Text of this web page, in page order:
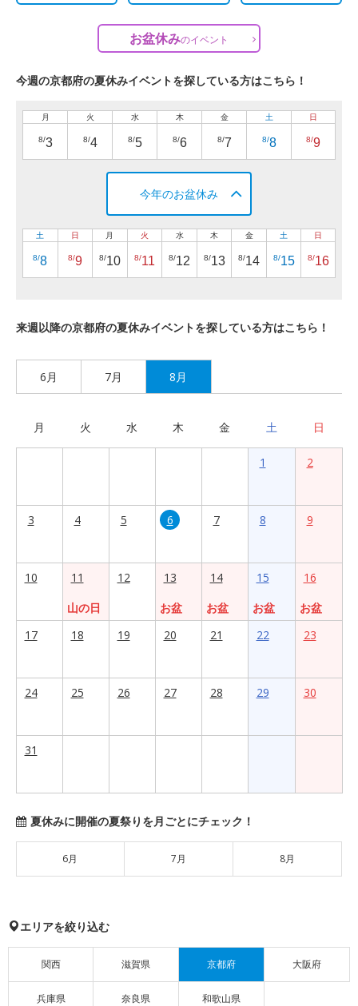
お盆休みのイベント
今週の京都府の夏休みイベントを探している方はこちら！
月
8/3
火
8/4
水
8/5
木
8/6
金
8/7
土
8/8
日
8/9
今年のお盆休み
土
8/8
日
8/9
月
8/10
火
8/11
水
8/12
木
8/13
金
8/14
土
8/15
日
8/16
来週以降の京都府の夏休みイベントを探している方はこちら！
6月 7月 8月
月 火 水 木 金 土 日
1 2
3 4 5 6 7 8 9
10
11
山の日
12
13
お盆
14
お盆
15
お盆
16
お盆
17
18 19 20 21 22 23
24 25 26 27 28 29 30
31
夏休みに開催の夏祭りを月ごとにチェック！
6月 7月 8月
エリアを絞り込む
関西 滋賀県 京都府 大阪府
兵庫県 奈良県 和歌山県